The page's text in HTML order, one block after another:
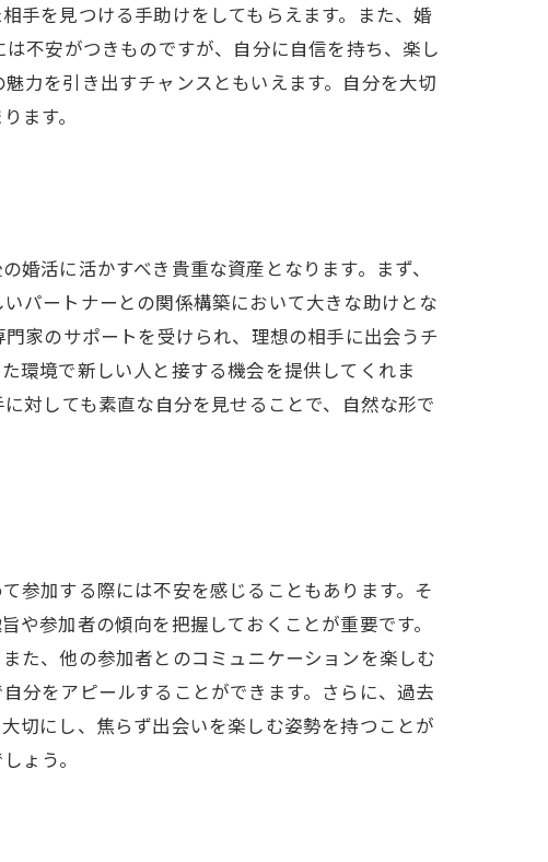
手を見つける手助けをしてもらえます。また、婚
不安がつきものですが、自分に自信を持ち、楽し
力を引き出すチャンスともいえます。自分を大切
ます。
活に活かすべき貴重な資産となります。まず、
パートナーとの関係構築において大きな助けとな
家のサポートを受けられ、理想の相手に出会うチ
環境で新しい人と接する機会を提供してくれま
対しても素直な自分を見せることで、自然な形で
参加する際には不安を感じることもあります。そ
参加者の傾向を把握しておくことが重要です。
た、他の参加者とのコミュニケーションを楽しむ
分をアピールすることができます。さらに、過去
切にし、焦らず出会いを楽しむ姿勢を持つことが
ょう。